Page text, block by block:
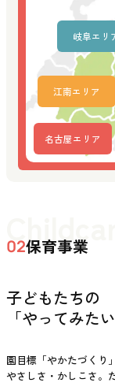
名古屋エリア
江南エリア
岐阜エリ
Childcare
02保育事業
子どもたちの
「やってみた
園目標「やかたづくり」
やさしさ・かしこさ。